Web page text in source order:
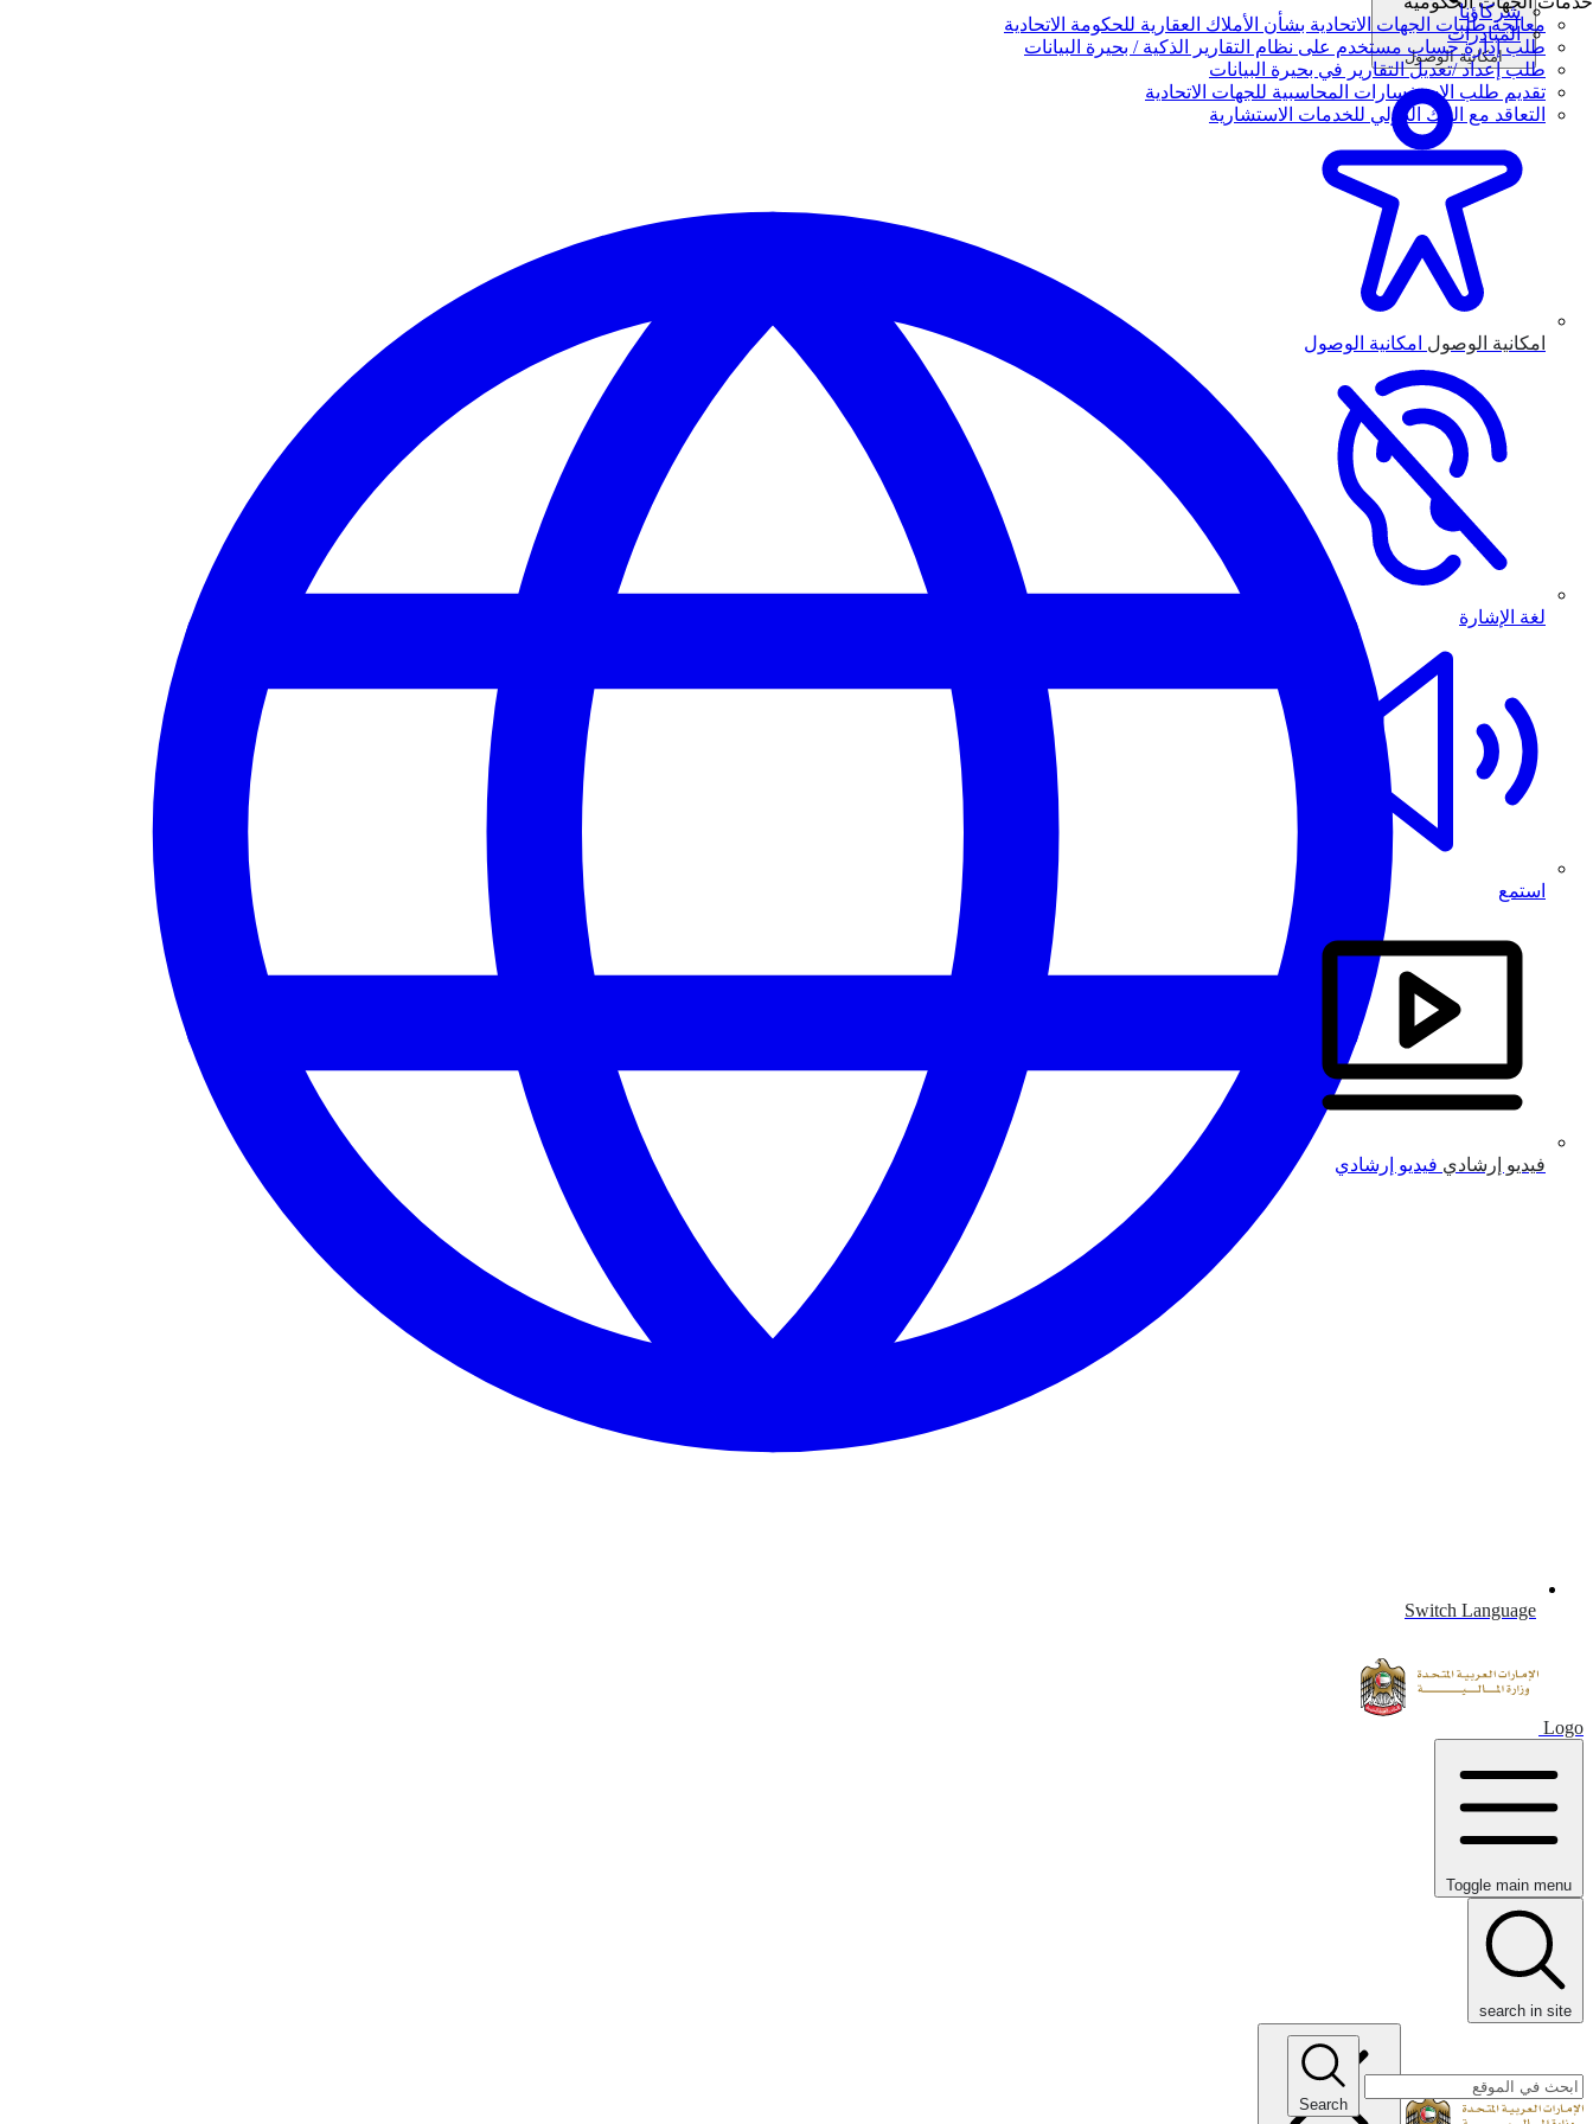
معالجة طلبات الجهات الاتحادية بشأن الأملاك العقارية للحكومة الاتحادية
طلب إدارة حساب مستخدم على نظام التقارير الذكية / بحيرة البيانات
طلب إعداد /تعديل التقارير في بحيرة البيانات
تقديم طلب الاستفسارات المحاسبية للجهات الاتحادية
التعاقد مع البنك الدولي للخدمات الاستشارية
شركاؤنا
المبادرات
امكانية الوصول
امكانية الوصول امكانية الوصول
لغة الإشارة
استمع
فيديو إرشادي فيديو إرشادي
Switch Language
Logo
Toggle main menu
search in site
Search